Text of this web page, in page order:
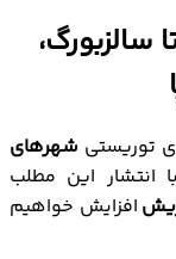
مقاصد
سالزبورگ،
توریستی شهرهای
انتشار این مطلب
افزایش خواهیم